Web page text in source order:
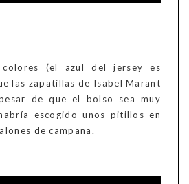
(el azul del jersey es
las zapatillas de Isabel Marant
de que el bolso sea muy
escogido unos pitillos en
de campana.